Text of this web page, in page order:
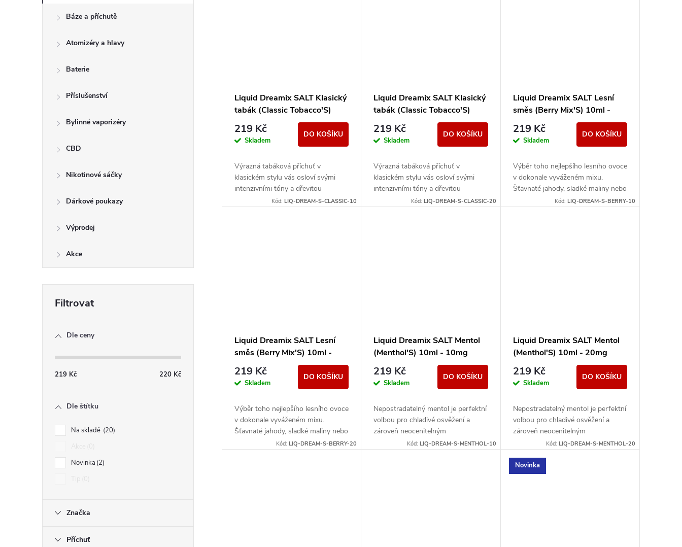
Báze a příchutě
Atomizéry a hlavy
Baterie
Příslušenství
Bylinné vaporizéry
CBD
Nikotinové sáčky
Dárkové poukazy
Výprodej
Akce
Dle ceny
219 Kč 220 Kč
Dle štítku
Na skladě 20
Novinka 2
Značka
Příchuť
Liquid Dreamix SALT Klasický
tabák (Classic Tobacco'S)
10ml - 10mg
219 Kč
Skladem
DO KOŠÍKU
Výrazná tabáková příchuť v
klasickém stylu vás osloví svými
intenzivními tóny a dřevitou
Kód:LIQ-DREAM-S-CLASSIC-10
Liquid Dreamix SALT Klasický
tabák (Classic Tobacco'S)
10ml - 20mg
219 Kč
Skladem
DO KOŠÍKU
Výrazná tabáková příchuť v
klasickém stylu vás osloví svými
intenzivními tóny a dřevitou
Kód: LIQ-DREAM-S-CLASSIC-20
Liquid Dreamix SALT Lesní
směs (Berry Mix'S) 10ml -
10mg
219 Kč
Skladem
DO KOŠÍKU
Výběr toho nejlepšího lesního ovoce
v dokonale vyváženém mixu.
Šťavnaté jahody, sladké maliny nebo
vyzrálé borůvky, to vše v jedné
Kód: LIQ-DREAM-S-BERRY-10
Liquid Dreamix SALT Lesní
směs (Berry Mix'S) 10ml -
20mg
219 Kč
Skladem
DO KOŠÍKU
Výběr toho nejlepšího lesního ovoce
v dokonale vyváženém mixu.
Šťavnaté jahody, sladké maliny nebo
vyzrálé borůvky, to vše v jedné
Kód:LIQ-DREAM-S-BERRY-20
Liquid Dreamix SALT Mentol
(Menthol'S) 10ml - 10mg
219 Kč
Skladem
DO KOŠÍKU
Nepostradatelný mentol je perfektní
volbou pro chladivé osvěžení a
zároveň neocenitelným
pomocníkem při obnově ztracené
Kód: LIQ-DREAM-S-MENTHOL-10
Liquid Dreamix SALT Mentol
(Menthol'S) 10ml - 20mg
219 Kč
Skladem
DO KOŠÍKU
Nepostradatelný mentol je perfektní
volbou pro chladivé osvěžení a
zároveň neocenitelným
pomocníkem při obnově ztracené
vlnou...
Kód: LIQ-DREAM-S-MENTHOL-20
Novinka